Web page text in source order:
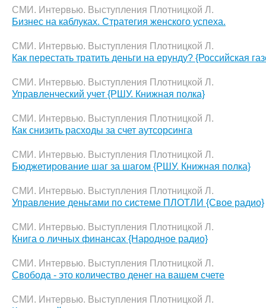
СМИ. Интервью. Выступления Плотницкой Л.
Бизнес на каблуках. Стратегия женского успеха.
СМИ. Интервью. Выступления Плотницкой Л.
Как перестать тратить деньги на ерунду? {Российская
СМИ. Интервью. Выступления Плотницкой Л.
Управленческий учет {РШУ. Книжная полка}
СМИ. Интервью. Выступления Плотницкой Л.
Как снизить расходы за счет аутсорсинга
СМИ. Интервью. Выступления Плотницкой Л.
Бюджетирование шаг за шагом {РШУ. Книжная полка}
СМИ. Интервью. Выступления Плотницкой Л.
Управление деньгами по системе ПЛОТЛИ {Свое радио}
СМИ. Интервью. Выступления Плотницкой Л.
Книга о личных финансах {Народное радио}
СМИ. Интервью. Выступления Плотницкой Л.
Свобода - это количество денег на вашем счете
СМИ. Интервью. Выступления Плотницкой Л.